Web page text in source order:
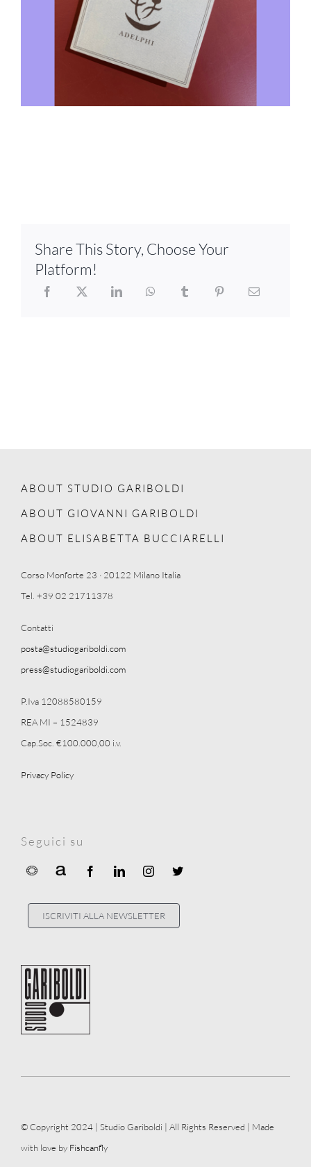
Share This Story, Choose Your
Platform!
ABOUT STUDIO GARIBOLDI
ABOUT GIOVANNI GARIBOLDI
ABOUT ELISABETTA BUCCIARELLI
Corso Monforte 23 · 20122 Milano Italia
Tel. +39 02 21711378
Contatti
posta@studiogariboldi.com
press@studiogariboldi.com
P.Iva 12088580159
REA MI – 1524839
Cap.Soc. €100.000,00 i.v.
Privacy Policy
Seguici su
ISCRIVITI ALLA NEWSLETTER
© Copyright 2024 | Studio Gariboldi | All Rights Reserved | Made
with love by Fishcanfly